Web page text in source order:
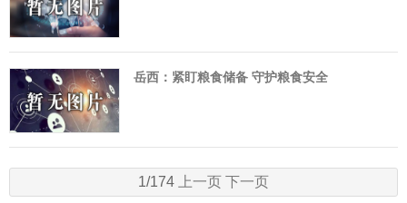
岳西：紧盯粮食储备 守护粮食安全
1/174 上一页 下一页